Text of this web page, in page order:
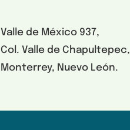
Valle de México 937,
Col. Valle de Chapultepec,
Monterrey, Nuevo León.